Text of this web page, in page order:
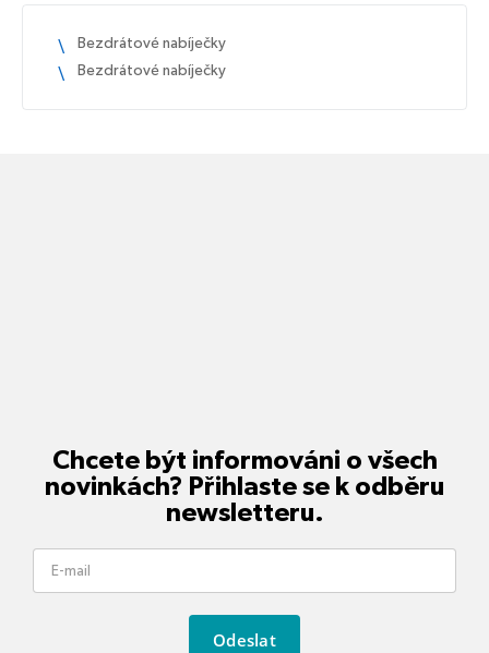
Bezdrátové nabíječky
Bezdrátové nabíječky
Chcete být informováni o všech
novinkách? Přihlaste se k odběru
newsletteru.
Odeslat